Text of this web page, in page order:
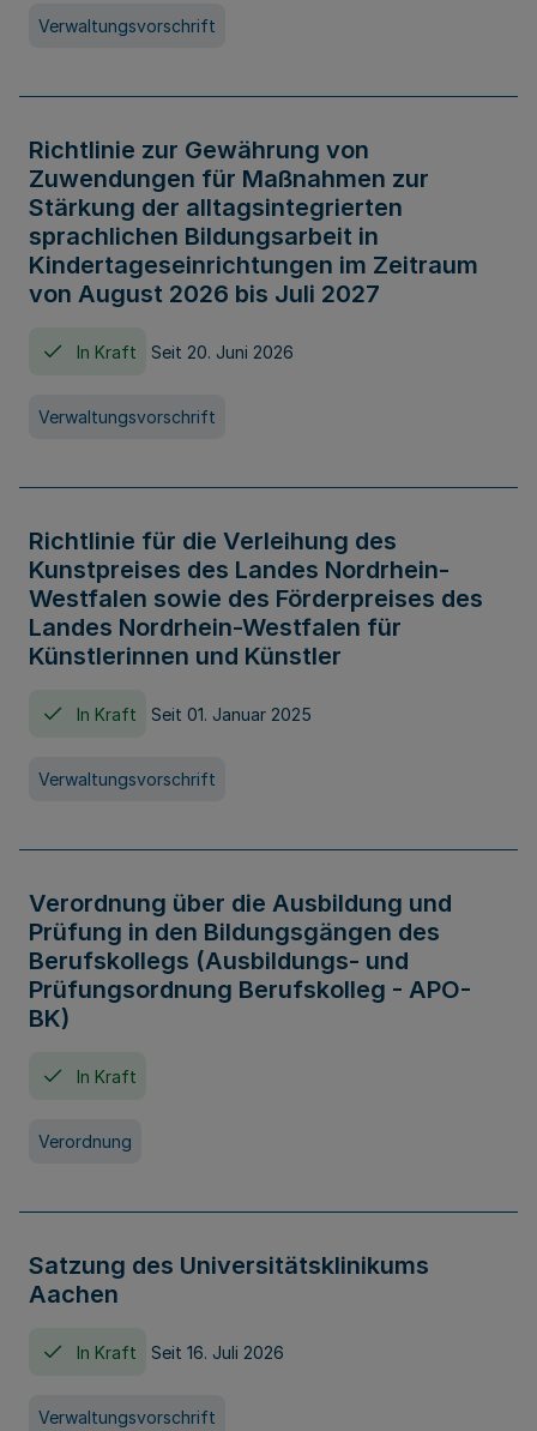
Verwaltungsvorschrift
Richtlinie zur Gewährung von
Zuwendungen für Maßnahmen zur
Stärkung der alltagsintegrierten
sprachlichen Bildungsarbeit in
Kindertageseinrichtungen im Zeitraum
von August 2026 bis Juli 2027
In Kraft Seit 20. Juni 2026
Verwaltungsvorschrift
Richtlinie für die Verleihung des
Kunstpreises des Landes Nordrhein-
Westfalen sowie des Förderpreises des
Landes Nordrhein-Westfalen für
Künstlerinnen und Künstler
In Kraft Seit 01. Januar 2025
Verwaltungsvorschrift
Verordnung über die Ausbildung und
Prüfung in den Bildungsgängen des
Berufskollegs (Ausbildungs- und
Prüfungsordnung Berufskolleg - APO-
BK)
In Kraft
Verordnung
Satzung des Universitätsklinikums
Aachen
In Kraft Seit 16. Juli 2026
Verwaltungsvorschrift